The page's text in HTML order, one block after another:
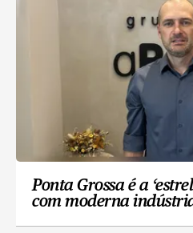
Ponta Grossa é a
com moderna